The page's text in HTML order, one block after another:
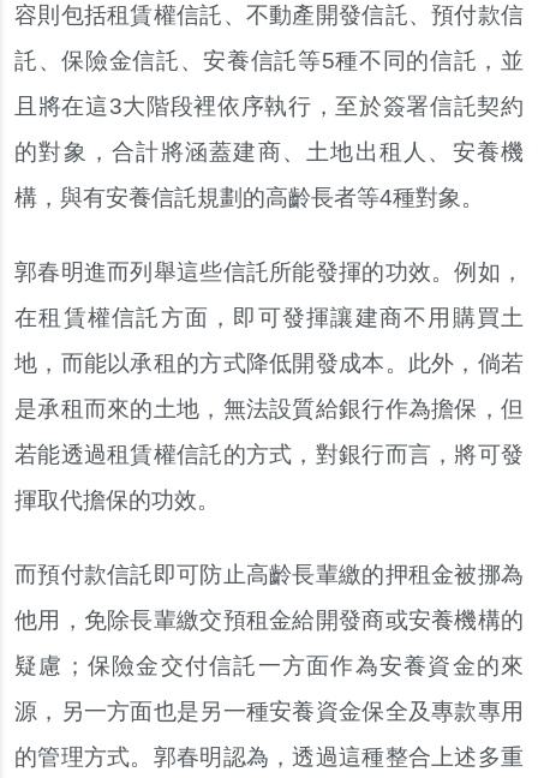
容則包括租賃權信託、不動產開發信託、預付款信
託、保險金信託、安養信託等5種不同的信託，並
且將在這3大階段裡依序執行，至於簽署信託契約
的對象，合計將涵蓋建商、土地出租人、安養機
構，與有安養信託規劃的高齡長者等4種對象。
郭春明進而列舉這些信託所能發揮的功效。例如，
在租賃權信託方面，即可發揮讓建商不用購買土
地，而能以承租的方式降低開發成本。此外，倘若
是承租而來的土地，無法設質給銀行作為擔保，但
若能透過租賃權信託的方式，對銀行而言，將可發
揮取代擔保的功效。
而預付款信託即可防止高齡長輩繳的押租金被挪為
他用，免除長輩繳交預租金給開發商或安養機構的
疑慮；保險金交付信託一方面作為安養資金的來
源，另一方面也是另一種安養資金保全及專款專用
的管理方式。郭春明認為，透過這種整合上述多重